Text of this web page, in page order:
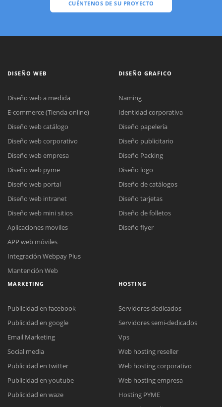
CUÉNTENOS DE SU PROYECTO
Reunión online
Meet para la reunión online.
Cotización
Chat Online
Todos nuestros ejecutivos están fuera de línea. Complete el formulario
DISEÑO WEB
Diseño web a medida
E-commerce (Tienda online)
Diseño web catálogo
Diseño web corporativo
Diseño web empresa
Diseño web pyme
Diseño web portal
Diseño web intranet
Diseño web mini sitios
Aplicaciones moviles
APP web móviles
Integración Webpay Plus
Mantención Web
DISEÑO GRAFICO
Naming
Identidad corporativa
Diseño papelería
Diseño publicitario
Diseño Packing
Diseño logo
Diseño de catálogos
Diseño tarjetas
Diseño de folletos
Diseño flyer
MARKETING
Publicidad en facebook
Publicidad en google
Email Marketing
Social media
Publicidad en twitter
Publicidad en youtube
Publicidad en waze
HOSTING
Servidores dedicados
Servidores semi-dedicados
Vps
Web hosting reseller
Web hosting corporativo
Web hosting empresa
Hosting PYME